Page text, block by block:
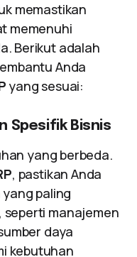
memastikan
memenuhi
Berikut adalah
Anda
yang sesuai:
Spesifik Bisnis
yang berbeda.
, pastikan Anda
paling
manajemen
daya
kebutuhan